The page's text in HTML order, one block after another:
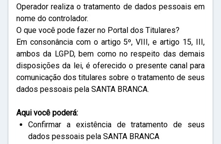
Operador realiza o tratamento de dados pessoais em
nome do controlador.
O que você pode fazer no Portal dos Titulares?
Em consonância com o artigo 5º, VIII, e artigo 15, III,
ambos da LGPD, bem como no respeito das demais
disposições da lei, é oferecido o presente canal para
comunicação dos titulares sobre o tratamento de seus
dados pessoais pela SANTA BRANCA.
Aqui você poderá:
Confirmar a existência de tratamento de seus
dados pessoais pela SANTA BRANCA